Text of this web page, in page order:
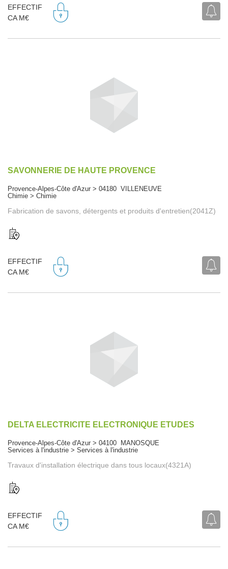
EFFECTIF
CA M€
SAVONNERIE DE HAUTE PROVENCE
Provence-Alpes-Côte d'Azur > 04180 VILLENEUVE
Chimie > Chimie
Fabrication de savons, détergents et produits d'entretien(2041Z)
EFFECTIF
CA M€
DELTA ELECTRICITE ELECTRONIQUE ETUDES
Provence-Alpes-Côte d'Azur > 04100 MANOSQUE
Services à l'industrie > Services à l'industrie
Travaux d'installation électrique dans tous locaux(4321A)
EFFECTIF
CA M€